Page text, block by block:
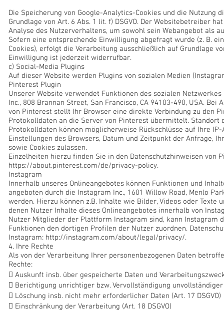
Die Speicherung von Google-Analytics-Cookies und die Nutzung
Grundlage von Art. 6 Abs. 1 lit. f) DSGVO. Der Websitebetreiber
Analyse des Nutzerverhaltens, um sowohl sein Webangebot als
Sofern eine entsprechende Einwilligung abgefragt wurde (z. B.
Cookies), erfolgt die Verarbeitung ausschließlich auf Grundlage
Einwilligung ist jederzeit widerrufbar.
c) Social-Media Plugins
Auf dieser Website werden Plugins von sozialen Medien
Pinterest Plugin
Unserer Website verwendet Funktionen des sozialen
Inc., 808 Brannan Street, San Francisco, CA 94103-490, USA.
von Pinterest stellt Ihr Browser eine direkte Verbindung zu den
Protokolldaten an die Server von Pinterest übermittelt. Standort
Protokolldaten können möglicherweise Rückschlüsse auf Ihre
Einstellungen des Browsers, Datum und Zeitpunkt der Anfrage,
sowie Cookies zulassen.
Einzelheiten hierzu finden Sie in den Datenschutzhinweisen von
https://about.pinterest.com/de/privacy-policy.
Instagram
Innerhalb unseres Onlineangebotes können Funktionen und
angeboten durch die Instagram Inc., 1601 Willow Road, Menlo
werden. Hierzu können z.B. Inhalte wie Bilder, Videos oder Texte
denen Nutzer Inhalte dieses Onlineangebotes innerhalb von
Nutzer Mitglieder der Plattform Instagram sind, kann Instagram
Funktionen den dortigen Profilen der Nutzer zuordnen.
Instagram: http://instagram.com/about/legal/privacy/.
4. Ihre Rechte
Als von der Verarbeitung Ihrer personenbezogenen Daten
Rechte:
 Auskunft insb. über gespeicherte Daten und
 Berichtigung unrichtiger bzw. Vervollständigung unvollständiger
 Löschung insb. nicht mehr erforderlicher Daten (Art. 17 DSGVO)
 Einschränkung der Verarbeitung (Art. 18 DSGVO)